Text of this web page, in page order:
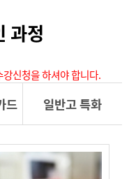
과정
신청을 하셔야 합니다.
드
반,
일반고 특화